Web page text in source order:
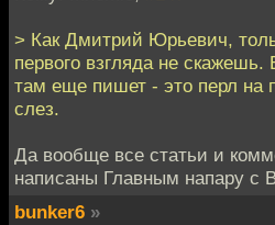
> Как Дмитрий Юрьевич,
первого взгляда не
там еще пишет - это перл на
слез.
Да вообще все статьи и
написаны Главным напару с
bunker6 »